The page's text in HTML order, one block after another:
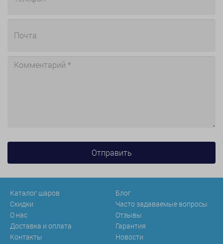
Каталог шаров
Скидки
О нас
Доставка и оплата
Контакты
Блог
Часто задаваемые вопросы
Отзывы
Гарантия
Новости